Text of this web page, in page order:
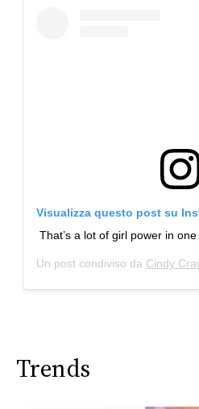
Visualizza questo post su
That’s a lot of girl power in
Un post condiviso da Cindy
Trends